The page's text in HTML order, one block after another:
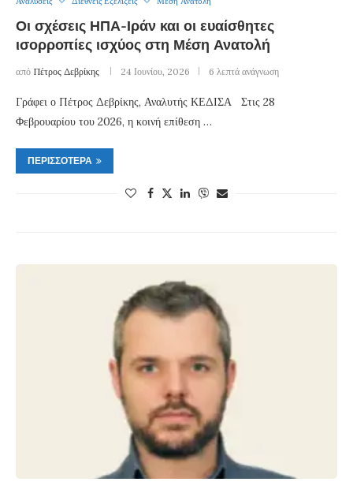
Οι σχέσεις ΗΠΑ-Ιράν και οι ευαίσθητες
ισορροπίες ισχύος στη Μέση Ανατολή
από Πέτρος Δεβρίκης 24 Ιουνίου, 2026 6 λεπτά ανάγνωση
Γράφει ο Πέτρος Δεβρίκης, Αναλυτής ΚΕΔΙΣΑ Στις 28
Φεβρουαρίου του 2026, η κοινή επίθεση …
ΠΕΡΙΣΣΌΤΕΡΑ